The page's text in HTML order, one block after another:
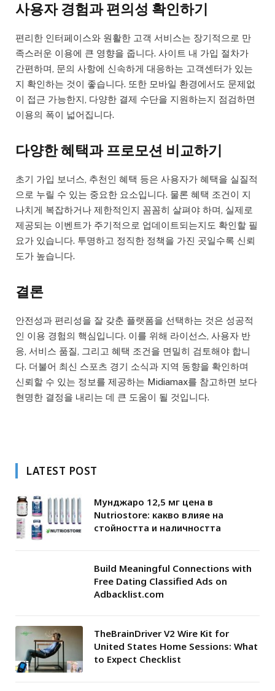
사용자 경험과 편의성 확인하기
편리한 인터페이스와 원활한 고객 서비스는 장기적으로 만
족스러운 이용에 큰 영향을 줍니다. 사이트 내 가입 절차가
간편하며, 문의 사항에 신속하게 대응하는 고객센터가 있는
지 확인하는 것이 좋습니다. 또한 모바일 환경에서도 문제없
이 접근 가능한지, 다양한 결제 수단을 지원하는지 점검하면
이용의 폭이 넓어집니다.
다양한 혜택과 프로모션 비교하기
초기 가입 보너스, 추천인 혜택 등은 사용자가 혜택을 실질적
으로 누릴 수 있는 중요한 요소입니다. 물론 혜택 조건이 지
나치게 복잡하거나 제한적인지 꼼꼼히 살펴야 하며, 실제로
제공되는 이벤트가 주기적으로 업데이트되는지도 확인할 필
요가 있습니다. 투명하고 정직한 정책을 가진 곳일수록 신뢰
도가 높습니다.
결론
안전성과 편리성을 잘 갖춘 플랫폼을 선택하는 것은 성공적
인 이용 경험의 핵심입니다. 이를 위해 라이선스, 사용자 반
응, 서비스 품질, 그리고 혜택 조건을 면밀히 검토해야 합니
다. 더불어 최신 스포츠 경기 소식과 지역 동향을 확인하며
신뢰할 수 있는 정보를 제공하는 Midiamax를 참고하면 보다
현명한 결정을 내리는 데 큰 도움이 될 것입니다.
LATEST POST
Мунджаро 12,5 мг цена в
Nutriostore: какво влияе на
стойността и наличността
Build Meaningful Connections with
Free Dating Classified Ads on
Adbacklist.com
TheBrainDriver V2 Wire Kit for
United States Home Sessions: What
to Expect Checklist